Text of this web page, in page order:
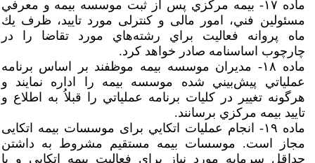
ماده ۱۷- بيمه مركزي پس از ثبت موسسه بيمه و معرفي
مسئولین فني، امور مالی و کنترلی مورد تاييد، ظرف يك
ماه پروانه فعاليت براي رشته‌هاي مورد تقاضا را در
چارچوب اساسنامه صادر خواهد كرد.
ماده ۱۸- مديران موسسه بيمه موظفند بر اساس برنامه
عملياتي پيش‌بيني شده موسسه بيمه را اداره نمايند و
هرگونه تغيير در كليات برنامه عملياتي را قبلاُ به اطلاع و
تاييد بيمه مركزي برسانند.
ماده ۱۹- انجام عمليات اتكايي برای موسسات بیمه اتکایی
مجاز است. موسسات بیمه مستقیم مشروط به داشتن
حداقل سرمایه مورد نیاز برای فعالیت بیمه اتکایی و با